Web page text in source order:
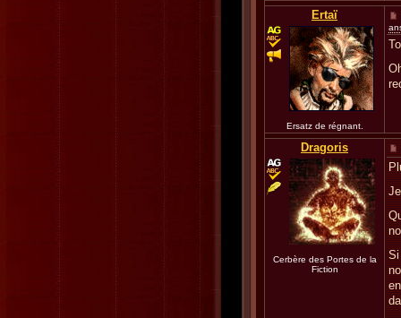
Ertaï
Ersatz de régnant.
Dragoris
Cerbère des Portes de la
Fiction
Si